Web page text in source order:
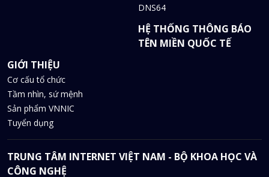
DNS64
HỆ THỐNG THÔNG BÁO
TÊN MIỀN QUỐC TẾ
GIỚI THIỆU
Cơ cấu tổ chức
Tầm nhìn, sứ mệnh
Sản phẩm VNNIC
Tuyển dụng
TRUNG TÂM INTERNET VIỆT NAM - BỘ KHOA HỌC VÀ
CÔNG NGHỆ